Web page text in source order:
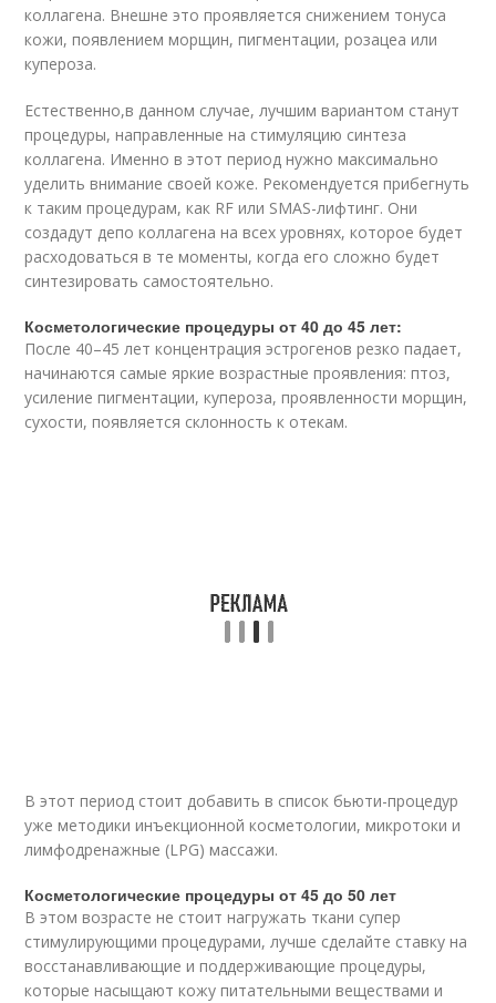
коллагена. Внешне это проявляется снижением тонуса
кожи, появлением морщин, пигментации, розацеа или
купероза.
Естественно,в данном случае, лучшим вариантом станут
процедуры, направленные на стимуляцию синтеза
коллагена. Именно в этот период нужно максимально
уделить внимание своей коже. Рекомендуется прибегнуть
к таким процедурам, как RF или SMAS-лифтинг. Они
создадут депо коллагена на всех уровнях, которое будет
расходоваться в те моменты, когда его сложно будет
синтезировать самостоятельно.
Косметологические процедуры от 40 до 45 лет:
После 40–45 лет концентрация эстрогенов резко падает,
начинаются самые яркие возрастные проявления: птоз,
усиление пигментации, купероза, проявленности морщин,
сухости, появляется склонность к отекам.
В этот период стоит добавить в список бьюти-процедур
уже методики инъекционной косметологии, микротоки и
лимфодренажные (LPG) массажи.
Косметологические процедуры от 45 до 50 лет
В этом возрасте не стоит нагружать ткани супер
стимулирующими процедурами, лучше сделайте ставку на
восстанавливающие и поддерживающие процедуры,
которые насыщают кожу питательными веществами и